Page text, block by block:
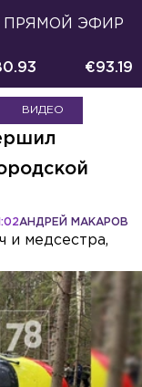
ПРЯМОЙ ЭФИР
€93.19
ВИДЕО
АНДРЕЙ МАКАРОВ
и медсестра,